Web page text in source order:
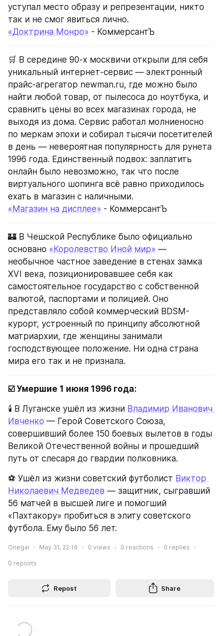
уступал место образу и репрезентации, никто
так и не смог явиться лично.
«Доктрина Монро» - КоммерсантЪ
🛒 В середине 90-х москвичи открыли для себя
уникальный интернет-сервис — электронный
прайс-агрегатор newman.ru, где можно было
найти любой товар, от пылесоса до ноутбука, и
сравнить цены во всех магазинах города, не
выходя из дома. Сервис работал молниеносно
по меркам эпохи и собирал тысячи посетителей
в день — невероятная популярность для рунета
1996 года. Единственный подвох: заплатить
онлайн было невозможно, так что после
виртуального шопинга всё равно приходилось
ехать в магазин с наличными.
«Магазин на дисплее» - КоммерсантЪ
🏰 В Чешской Республике было официально
основано «Королевство Иной мир» —
необычное частное заведение в стенах замка
XVI века, позиционировавшее себя как
самостоятельное государство с собственной
валютой, паспортами и полицией. Оно
представляло собой коммерческий BDSM-
курорт, устроенный по принципу абсолютной
матриархии, где женщины занимали
господствующее положение. Ни одна страна
мира его так и не признала.
☑️ Умершие 1 июня 1996 года:
🕯️ В Луганске ушёл из жизни Владимир Иванович
Ивченко — Герой Советского Союза,
совершивший более 150 боевых вылетов в годы
Великой Отечественной войны и прошедший
путь от слесаря до гвардии полковника.
⚽ Ушёл из жизни советский футболист Виктор
Николаевич Медведев — защитник, сыгравший
56 матчей в высшей лиге и помогший
«Пахтакору» пробиться в элиту советского
футбола. Ему было 56 лет.
Onegai May 31, 22:16 0 views 0 reactions 0 replies
0 reposts
Repost Share